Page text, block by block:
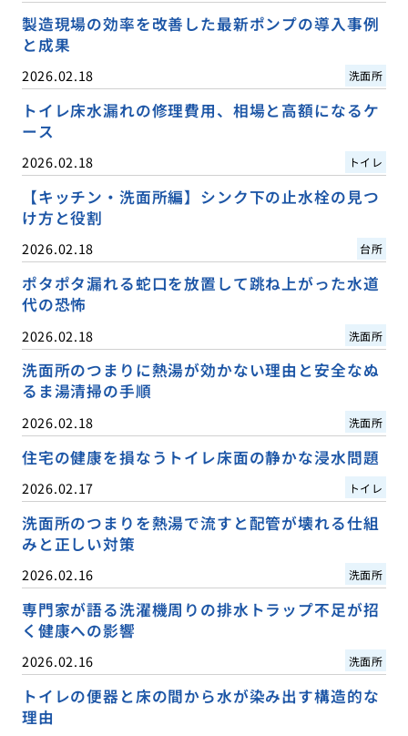
製造現場の効率を改善した最新ポンプの導入事例
と成果
2026.02.18 洗面所
トイレ床水漏れの修理費用、相場と高額になるケ
ース
2026.02.18 トイレ
【キッチン・洗面所編】シンク下の止水栓の見つ
け方と役割
2026.02.18 台所
ポタポタ漏れる蛇口を放置して跳ね上がった水道
代の恐怖
2026.02.18 洗面所
洗面所のつまりに熱湯が効かない理由と安全なぬ
るま湯清掃の手順
2026.02.18 洗面所
住宅の健康を損なうトイレ床面の静かな浸水問題
2026.02.17 トイレ
洗面所のつまりを熱湯で流すと配管が壊れる仕組
みと正しい対策
2026.02.16 洗面所
専門家が語る洗濯機周りの排水トラップ不足が招
く健康への影響
2026.02.16 洗面所
トイレの便器と床の間から水が染み出す構造的な
理由